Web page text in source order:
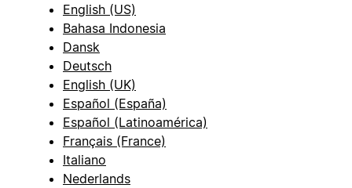
English (US)
Bahasa Indonesia
Dansk
Deutsch
English (UK)
Español (España)
Español (Latinoamérica)
Français (France)
Italiano
Nederlands